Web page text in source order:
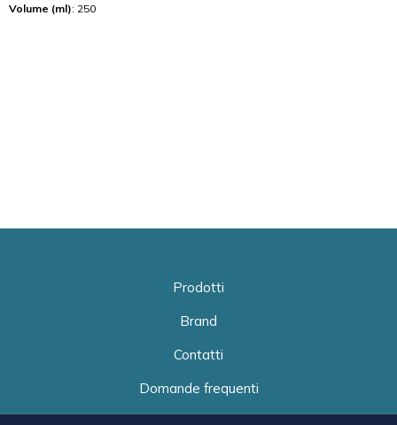
Volume (ml): 250
Prodotti
Brand
Contatti
Domande frequenti